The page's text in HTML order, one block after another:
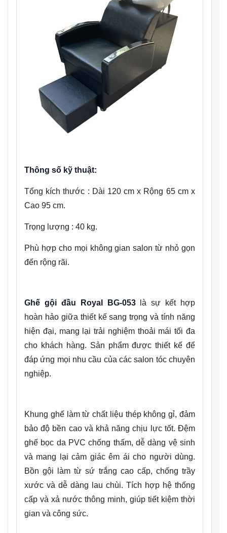
Thông số kỹ thuật:
Tổng kích thước : Dài 120 cm x Rộng 65 cm x
Cao 95 cm.
Trọng lượng : 40 kg.
Phù hợp cho mọi không gian salon từ nhỏ gọn
đến rộng rãi.
Ghế gội đầu Royal BG-053là sự kết hợp
hoàn hảo giữa thiết kế sang trọng và tính năng
hiện đại, mang lại trải nghiệm thoải mái tối đa
cho khách hàng. Sản phẩm được thiết kế để
đáp ứng mọi nhu cầu của các salon tóc chuyên
nghiệp.
Khung ghế làm từ chất liệu thép không gỉ, đảm
bảo độ bền cao và khả năng chịu lực tốt. Đệm
ghế bọc da PVC chống thấm, dễ dàng vệ sinh
và mang lại cảm giác êm ái cho người dùng.
Bồn gội làm từ sứ trắng cao cấp, chống trầy
xước và dễ dàng lau chùi. Tích hợp hệ thống
cấp và xả nước thông minh, giúp tiết kiệm thời
gian và công sức.